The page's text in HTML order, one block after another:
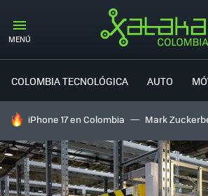
MENÚ
COLOMBIA TECNOLÓGICA AUTO
HOY SE HABLA DE
iPhone 17 en Colombia Mark